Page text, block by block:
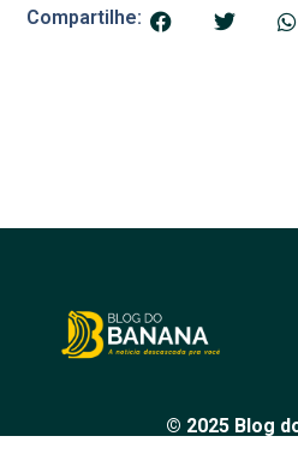
Compartilhe:
© 2025 Blog